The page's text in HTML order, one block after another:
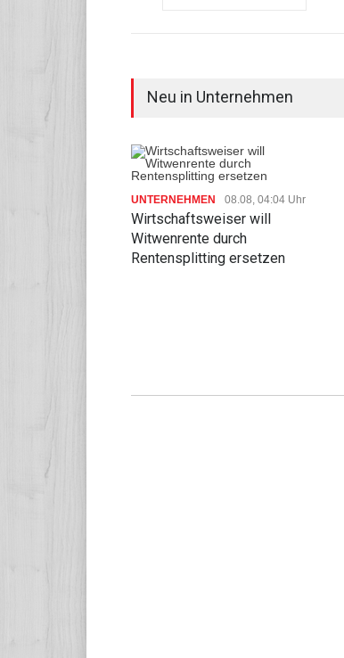
Neu in Unternehmen
UNTERNEHMEN 08.08, 04:04 Uhr
Wirtschaftsweiser will
Witwenrente durch
Rentensplitting ersetzen